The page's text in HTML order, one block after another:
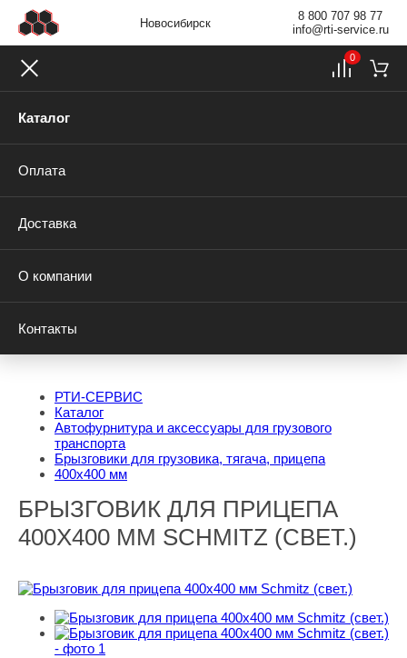
Новосибирск
8 800 707 98 77
info@rti-service.ru
Каталог
Оплата
Доставка
О компании
Контакты
0
РТИ-СЕРВИС
Каталог
Автофурнитура и аксессуары для грузового
транспорта
Брызговики для грузовика, тягача, прицепа
400х400 мм
БРЫЗГОВИК ДЛЯ ПРИЦЕПА
400Х400 ММ SCHMITZ (СВЕТ.)